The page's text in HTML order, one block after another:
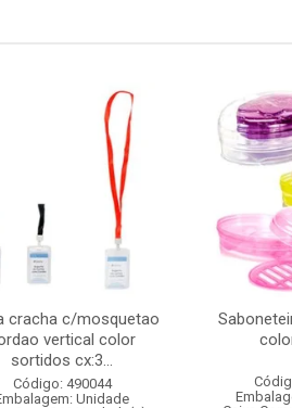
cracha c/mosquetao
vertical color
sortidos cx:3...
Código: 490044
Unidade